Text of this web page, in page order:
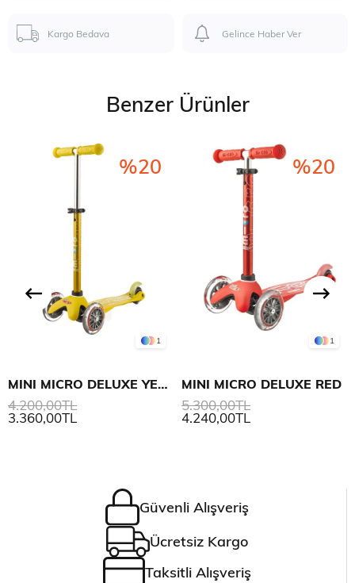
Kargo Bedava Gelince Haber Ver
Benzer Ürünler
1
MINI MICRO DELUXE YELLOW
3.360,00TL
4.200,00TL
%20
1
MINI MICRO DELUXE RED
4.240,00TL
5.300,00TL
%20
Güvenli Alışveriş
Ücretsiz Kargo
Taksitli Alışveriş